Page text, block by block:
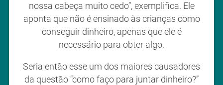
nossa cabeça muito cedo”, exemplifica. Ele
aponta que não é ensinado às crianças como
conseguir dinheiro, apenas que ele é
necessário para obter algo.
Seria então esse um dos maiores causadores
da questão “como faço para juntar dinheiro?”